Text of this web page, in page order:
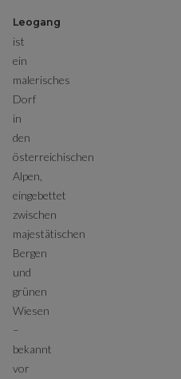
Leogang
ist
ein
malerisches
Dorf
in
den
österreichischen
Alpen,
eingebettet
zwischen
majestätischen
Bergen
und
grünen
Wiesen
–
bekannt
vor